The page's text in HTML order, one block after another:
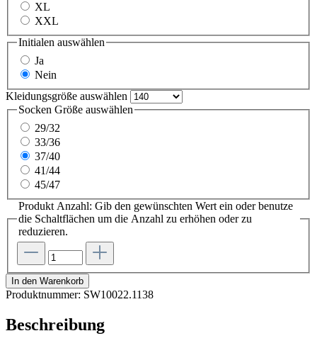
XL
XXL
Initialen auswählen
Ja
Nein
Kleidungsgröße auswählen
Socken Größe auswählen
29/32
33/36
37/40
41/44
45/47
Produkt Anzahl: Gib den gewünschten Wert ein oder benutze
die Schaltflächen um die Anzahl zu erhöhen oder zu
reduzieren.
In den Warenkorb
Produktnummer: SW10022.1138
Beschreibung